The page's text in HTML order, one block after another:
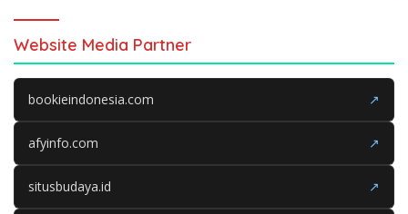
Website Media Partner
bookieindonesia.com ↗
afyinfo.com ↗
situsbudaya.id ↗